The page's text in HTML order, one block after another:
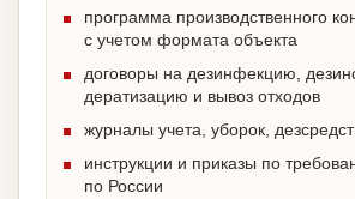
программа производственного
с учетом формата объекта
договоры на дезинфекцию,
дератизацию и вывоз отходов
журналы учета, уборок,
инструкции и приказы по
по России